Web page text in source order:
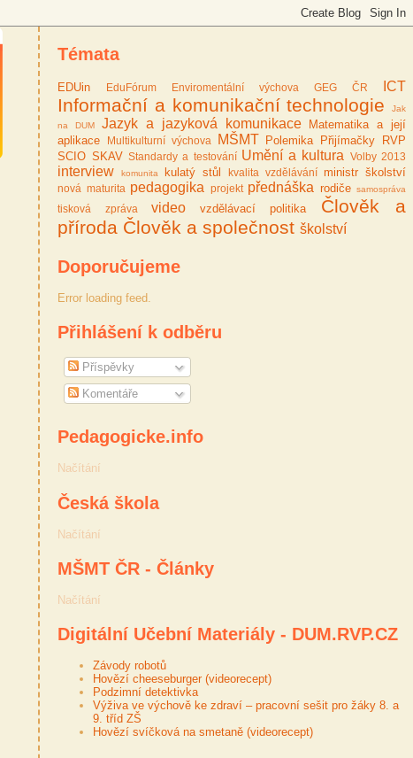
Témata
EDUin EduFórum Enviromentální výchova GEG ČR ICT
Informační a komunikační technologie
Jak
na DUM
Jazyk a jazyková komunikace
Matematika a její
aplikace
Multikulturní výchova MŠMT Polemika Přijímačky
RVP
SCIO SKAV Standardy a testování Umění a kultura Volby 2013
interview komunita kulatý stůl kvalita vzdělávání ministr školství
nová maturita pedagogika projekt přednáška rodiče samospráva
tisková zpráva video vzdělávací politika
Člověk a
příroda Člověk a společnost školství
Doporučujeme
Error loading feed.
Přihlášení k odběru
Příspěvky
Komentáře
Pedagogicke.info
Načítání
Česká škola
Načítání
MŠMT ČR - Články
Načítání
Digitální Učební Materiály - DUM.RVP.CZ
Závody robotů
Hovězí cheeseburger (videorecept)
Podzimní detektivka
Výživa ve výchově ke zdraví – pracovní sešit pro žáky 8. a
9. tříd ZŠ
Hovězí svíčková na smetaně (videorecept)